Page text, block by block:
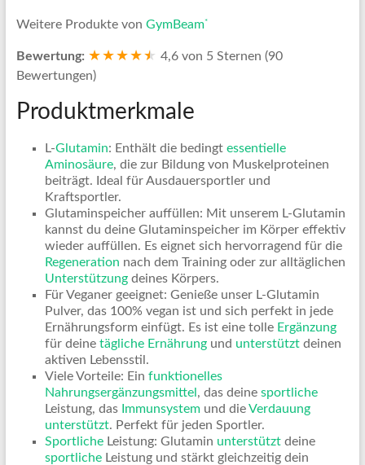
Weitere Produkte von GymBeam*
Bewertung: ★★★★★
★ 4,6 von 5 Sternen (90
Bewertungen)
Produktmerkmale
L-Glutamin: Enthält die bedingt essentielle
Aminosäure, die zur Bildung von Muskelproteinen
beiträgt. Ideal für Ausdauersportler und
Kraftsportler.
Glutaminspeicher auffüllen: Mit unserem L-Glutamin
kannst du deine Glutaminspeicher im Körper effektiv
wieder auffüllen. Es eignet sich hervorragend für die
Regeneration nach dem Training oder zur alltäglichen
Unterstützungdeines Körpers.
Für Veganer geeignet: Genieße unser L-Glutamin
Pulver, das 100% vegan ist und sich perfekt in jede
Ernährungsform einfügt. Es ist eine tolle Ergänzung
für deine tägliche Ernährungund unterstütztdeinen
aktiven Lebensstil.
Viele Vorteile: Ein funktionelles
Nahrungsergänzungsmittel , das deine sportliche
Leistung, das Immunsystemund dieVerdauung
unterstützt. Perfekt für jeden Sportler.
SportlicheLeistung: Glutamin unterstütztdeine
sportlicheLeistung und stärkt gleichzeitig dein